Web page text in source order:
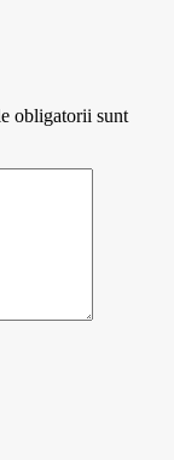
obligatorii sunt